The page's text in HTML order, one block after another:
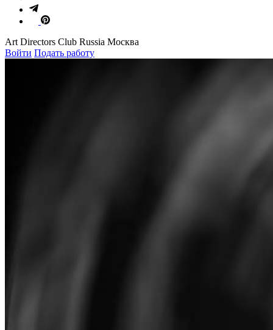
Art Directors Club Russia Москва
Войти Подать работу